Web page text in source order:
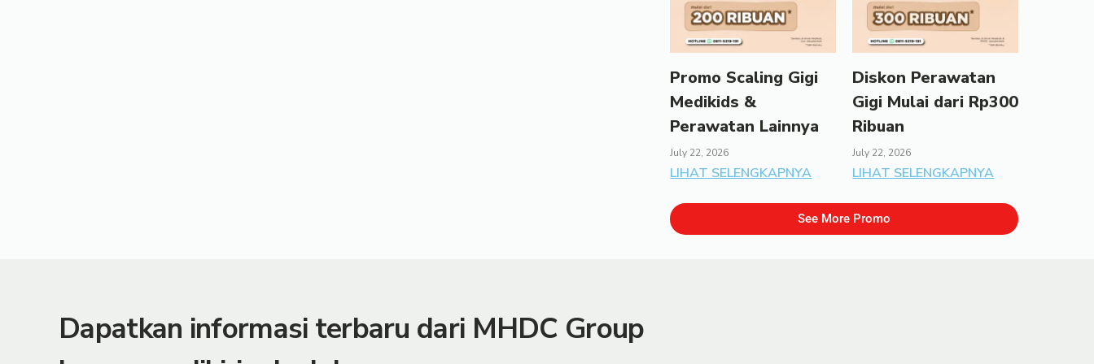
Promo Scaling Gigi
Medikids &
Perawatan Lainnya
July 22, 2026
LIHAT SELENGKAPNYA
Diskon Perawatan
Gigi Mulai dari Rp300
Ribuan
July 22, 2026
LIHAT SELENGKAPNYA
See More Promo
Dapatkan informasi terbaru dari MHDC Group